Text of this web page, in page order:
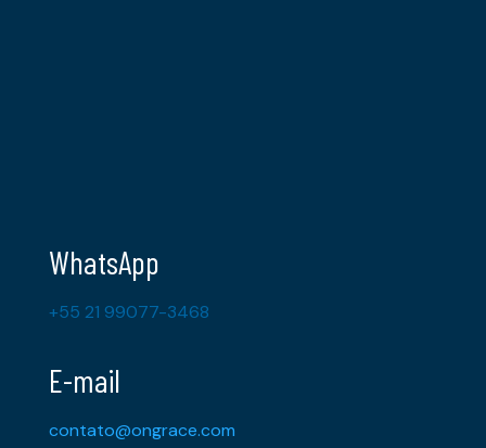
WhatsApp
+55 21 99077-3468
E-mail
contato@ongrace.com